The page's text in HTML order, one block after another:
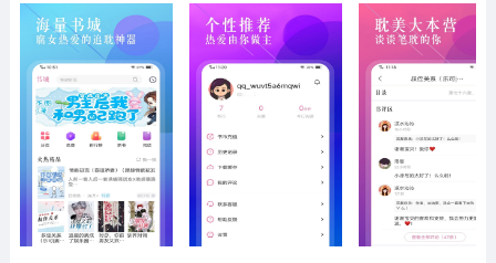
策略游戏 文字游戏 角色扮演